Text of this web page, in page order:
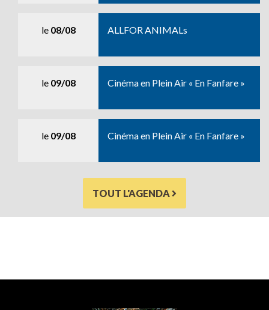
le 08/08 ALLFOR ANIMALs
le 09/08 Cinéma en Plein Air « En Fanfare »
le 09/08 Cinéma en Plein Air « En Fanfare »
TOUT L'AGENDA